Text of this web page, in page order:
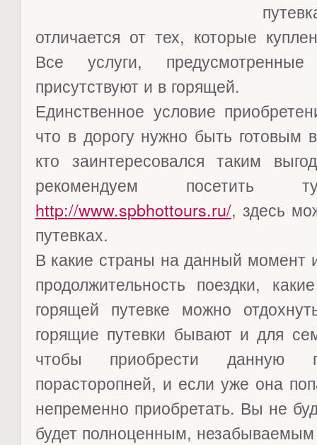
отличается от тех, которые
Все услуги,
присутствуют и в горящей.
Единственное условие
что в дорогу нужно быть
кто заинтересовался таким
рекомендуем посетить
http://www.spbhottours.ru/, здесь
путевках.
В какие страны на данный момент
продолжительность поездки,
горящей путевке можно
горящие путевки бывают и для
чтобы приобрести данную
порасторопней, и если уже она
непременно приобретать. Вы не
будет полноценным,